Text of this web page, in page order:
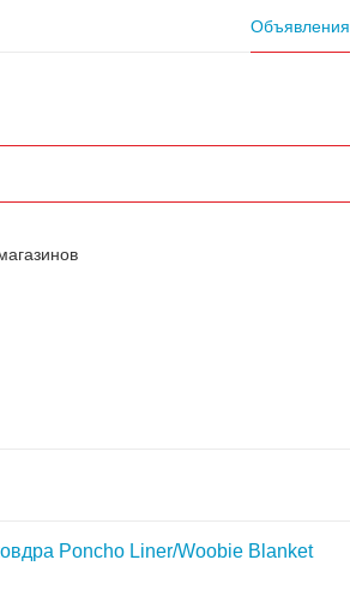
Объявления
Poncho Liner/Woobie Blanket